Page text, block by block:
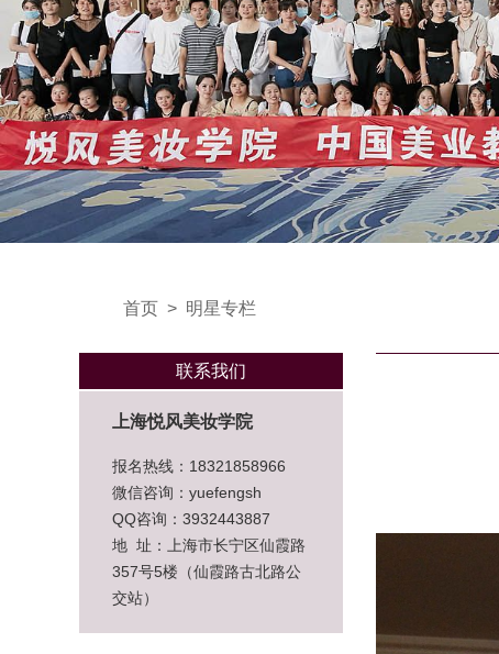
首页 > 明星专栏
联系我们
上海悦风美妆学院
报名热线：18321858966
微信咨询：yuefengsh
QQ咨询：3932443887
地 址：上海市长宁区仙霞路
357号5楼（仙霞路古北路公
交站）